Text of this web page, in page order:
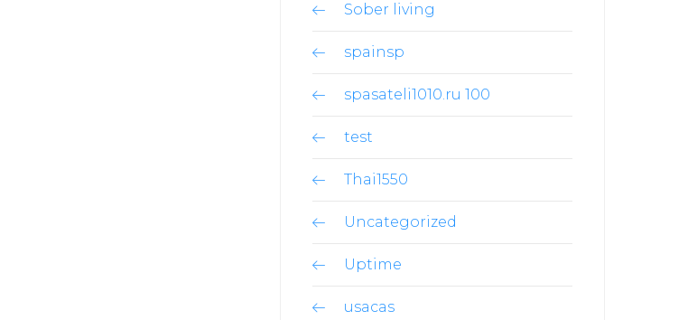
Sober living
spainsp
spasateli1010.ru 100
test
Thai1550
Uncategorized
Uptime
usacas